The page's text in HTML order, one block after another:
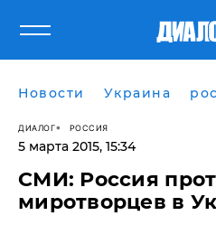
Новости Украина
ДИАЛОГ РОССИЯ
5 марта 2015, 15:34
СМИ: Россия
миротворцев в